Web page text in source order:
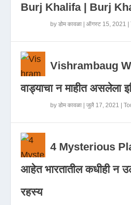
Burj Khalifa | Burj
byडोम कावळा |ऑगस्ट 15, 2021 |
Vishrambaug
वाड्याचा न माहीत असलेला
byडोम कावळा |जुलै 17, 2021 |
4 Mysterious
आहेत भारतातील कधीही न
रहस्य